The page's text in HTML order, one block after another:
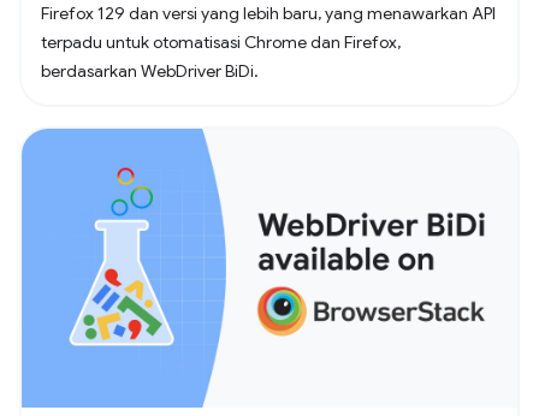
Firefox 129 dan versi yang lebih baru, yang menawarkan API
terpadu untuk otomatisasi Chrome dan Firefox,
berdasarkan WebDriver BiDi.